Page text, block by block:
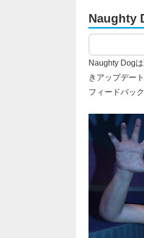
Naughty
Naughty Dog
きアップデー
フィードバッ